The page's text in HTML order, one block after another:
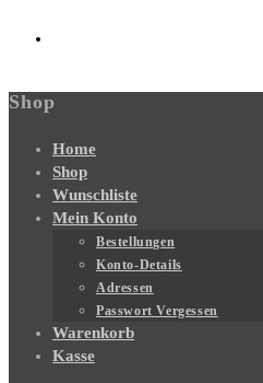
Shop
Home
Shop
Wunschliste
Mein Konto
Bestellungen
Konto-Details
Adressen
Passwort Vergessen
Warenkorb
Kasse